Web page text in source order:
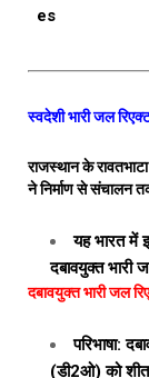
es
स्वदेशी भारी जल
राजस्थान के
ने निर्माण से संचालन
यह भारत में
दबावयुक्त भारी
दबावयुक्त भारी जल
परिभाषा:
(डी2ओ) को